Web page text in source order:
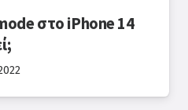
στο iPhone 14